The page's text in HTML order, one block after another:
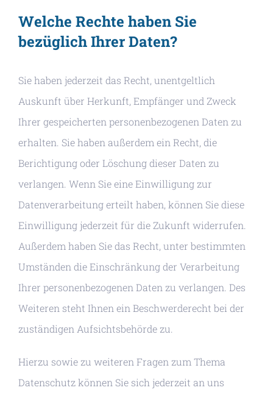
Welche Rechte haben Sie
bezüglich Ihrer Daten?
Sie haben jederzeit das Recht, unentgeltlich
Auskunft über Herkunft, Empfänger und Zweck
Ihrer gespeicherten personenbezogenen Daten zu
erhalten. Sie haben außerdem ein Recht, die
Berichtigung oder Löschung dieser Daten zu
verlangen. Wenn Sie eine Einwilligung zur
Datenverarbeitung erteilt haben, können Sie diese
Einwilligung jederzeit für die Zukunft widerrufen.
Außerdem haben Sie das Recht, unter bestimmten
Umständen die Einschränkung der Verarbeitung
Ihrer personenbezogenen Daten zu verlangen. Des
Weiteren steht Ihnen ein Beschwerderecht bei der
zuständigen Aufsichtsbehörde zu.
Hierzu sowie zu weiteren Fragen zum Thema
Datenschutz können Sie sich jederzeit an uns